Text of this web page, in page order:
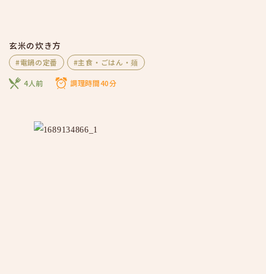
玄米の炊き方
#電鍋の定番 #主食・ごはん・麺
4人前 調理時間40分